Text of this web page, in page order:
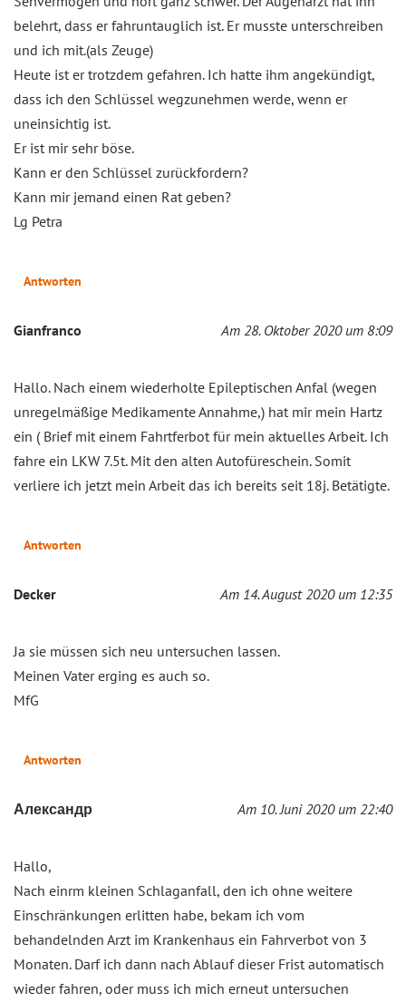
belehrt, dass er fahruntauglich ist. Er musste unterschreiben
und ich mit.(als Zeuge)
Heute ist er trotzdem gefahren. Ich hatte ihm angekündigt,
dass ich den Schlüssel wegzunehmen werde, wenn er
uneinsichtig ist.
Er ist mir sehr böse.
Kann er den Schlüssel zurückfordern?
Kann mir jemand einen Rat geben?
Lg Petra
Antworten
Gianfranco Am 28. Oktober 2020 um 8:09
Hallo. Nach einem wiederholte Epileptischen Anfal (wegen
unregelmäßige Medikamente Annahme,) hat mir mein Hartz
ein ( Brief mit einem Fahrtferbot für mein aktuelles Arbeit. Ich
fahre ein LKW 7.5t. Mit den alten Autofüreschein. Somit
verliere ich jetzt mein Arbeit das ich bereits seit 18j. Betätigte.
Antworten
Decker Am 14. August 2020 um 12:35
Ja sie müssen sich neu untersuchen lassen.
Meinen Vater erging es auch so.
MfG
Antworten
Александр Am 10. Juni 2020 um 22:40
Hallo,
Nach einrm kleinen Schlaganfall, den ich ohne weitere
Einschränkungen erlitten habe, bekam ich vom
behandelnden Arzt im Krankenhaus ein Fahrverbot von 3
Monaten. Darf ich dann nach Ablauf dieser Frist automatisch
wieder fahren, oder muss ich mich erneut untersuchen